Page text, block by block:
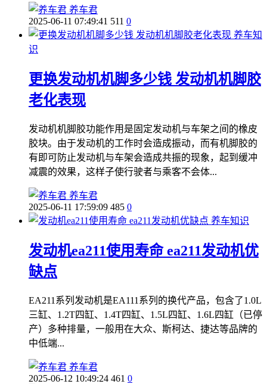
养车君
2025-06-11 07:49:41 511 0
养车知
识
更换发动机机脚多少钱 发动机机脚胶
老化表现
发动机机脚胶功能作用是固定发动机与车架之间的橡皮
胶块。由于发动机的工作时会造成振动，而有机脚胶的
有即可防止发动机与车架会造成共振的现象，起到缓冲
减震的效果，这样子使行驶者与乘客不会体...
养车君
2025-06-11 17:59:09 485 0
养车知识
发动机ea211使用寿命 ea211发动机优
缺点
EA211系列发动机是EA111系列的换代产品，包含了1.0L
三缸、1.2T四缸、1.4T四缸、1.5L四缸、1.6L四缸（已停
产）多种排量，一般用在大众、斯柯达、捷达等品牌的
中低端...
养车君
2025-06-12 10:49:24 461 0